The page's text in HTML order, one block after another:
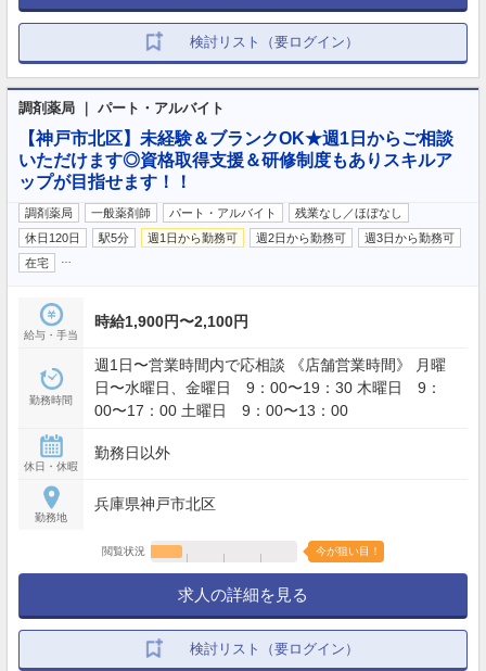
検討リスト（要ログイン）
調剤薬局 ｜ パート・アルバイト
【神戸市北区】未経験＆ブランクOK★週1日からご相談
いただけます◎資格取得支援＆研修制度もありスキルア
ップが目指せます！！
調剤薬局 一般薬剤師 パート・アルバイト
残業なし／ほぼなし
休日120日
駅5分 週1日から勤務可 週2日から勤務可
週3日から勤務可
在宅
給与・手当
時給1,900円〜2,100円
勤務時間
週1日〜営業時間内で応相談 《店舗営業時間》 月曜
日〜水曜日、金曜日 9：00〜19：30 木曜日 9：
00〜17：00 土曜日 9：00〜13：00
休日・休暇
勤務日以外
勤務地
兵庫県神戸市北区
閲覧状況 今が狙い目！
求人の詳細を見る
検討リスト（要ログイン）